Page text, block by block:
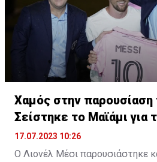
Χαμός στην παρουσίαση
Σείστηκε το Μαϊάμι για
σταρ
17.07.2023 10:26
Ο Λιονέλ Μέσι παρουσιάστηκε